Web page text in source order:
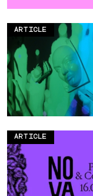
ARTICLE
ARTICLE